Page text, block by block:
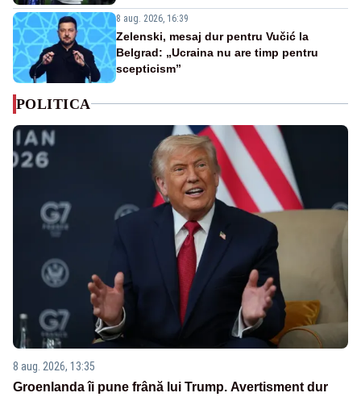
8 aug. 2026, 16:39
Zelenski, mesaj dur pentru Vučić la
Belgrad: „Ucraina nu are timp pentru
scepticism”
POLITICA
8 aug. 2026, 13:35
Groenlanda îi pune frână lui Trump. Avertisment dur